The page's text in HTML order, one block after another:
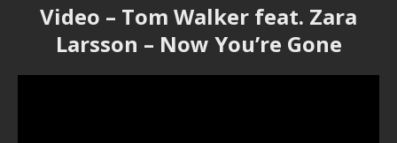
Video – Tom Walker feat. Zara
Larsson – Now You’re Gone